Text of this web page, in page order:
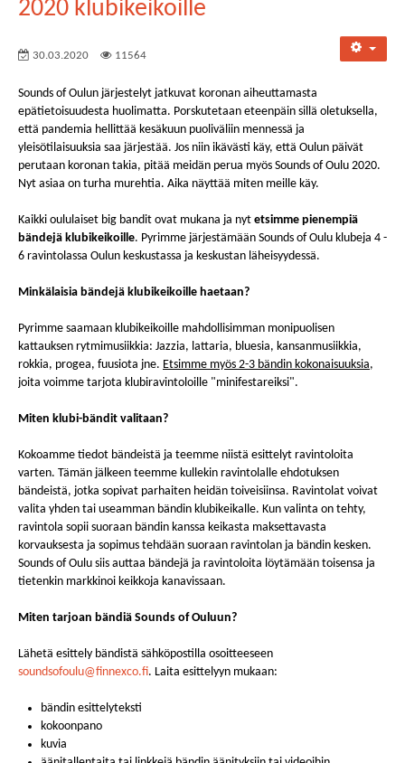
2020 klubikeikoille
Sounds of Oulun järjestelyt jatkuvat koronan aiheuttamasta
epätietoisuudesta huolimatta. Porskutetaan eteenpäin sillä oletuksella,
että pandemia hellittää kesäkuun puoliväliin mennessä ja
yleisötilaisuuksia saa järjestää. Jos niin ikävästi käy, että Oulun päivät
perutaan koronan takia, pitää meidän perua myös Sounds of Oulu 2020.
Nyt asiaa on turha murehtia. Aika näyttää miten meille käy.
Kaikki oululaiset big bandit ovat mukana ja nyt
etsimme pienempiä
bändejä klubikeikoille
. Pyrimme järjestämään Sounds of Oulu klubeja 4 -
6 ravintolassa Oulun keskustassa ja keskustan läheisyydessä.
Minkälaisia bändejä klubikeikoille haetaan?
Pyrimme saamaan klubikeikoille mahdollisimman monipuolisen
kattauksen rytmimusiikkia: Jazzia, lattaria, bluesia, kansanmusiikkia,
rokkia, progea, fuusiota jne. Etsimme myös 2-3 bändin kokonaisuuksia,
joita voimme tarjota klubiravintoloille "minifestareiksi".
Kokoamme tiedot bändeistä ja teemme niistä esittelyt ravintoloita
varten. Tämän jälkeen teemme kullekin ravintolalle ehdotuksen
bändeistä, jotka sopivat parhaiten heidän toiveisiinsa. Ravintolat voivat
valita yhden tai useamman bändin klubikeikalle. Kun valinta on tehty,
ravintola sopii suoraan bändin kanssa keikasta maksettavasta
korvauksesta ja sopimus tehdään suoraan ravintolan ja bändin kesken.
Sounds of Oulu siis auttaa bändejä ja ravintoloita löytämään toisensa ja
tietenkin markkinoi keikkoja kanavissaan.
Miten tarjoan bändiä Sounds of Ouluun?
Lähetä esittely bändistä sähköpostilla osoitteeseen
soundsofoulu@finnexco.fi
. Laita esittelyyn mukaan:
bändin esittelyteksti
kokoonpano